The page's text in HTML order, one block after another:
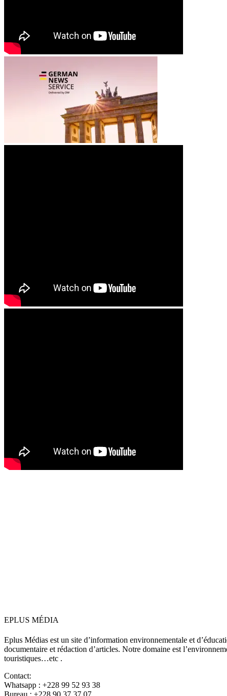
EPLUS MÉDIA
Eplus Médias est un site d’information environnementale et
documentaire et rédaction d’articles. Notre domaine est
touristiques…etc .
Contact:
Whatsapp : +228 99 52 93 38
Bureau : +228 90 37 37 07